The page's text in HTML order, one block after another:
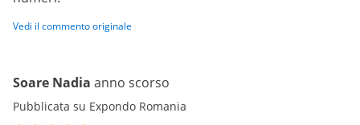
Vedi il commento originale
Soare Nadia anno scorso
Pubblicata su Expondo Romania